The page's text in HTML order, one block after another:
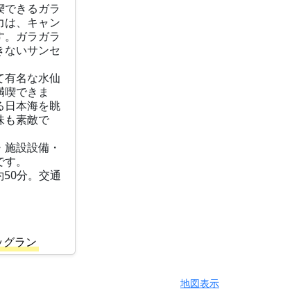
できるガラ
は、キャン
。ガラガラ
ないサンセ
有名な水仙
できま
日本海を眺
も素敵で
設設備・
。
分。交通
グラン
地図表示